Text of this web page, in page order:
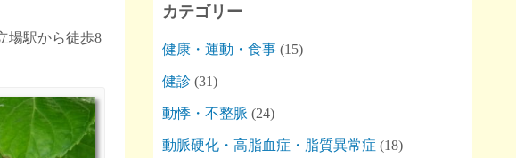
場駅から徒歩8
カテゴリー
健康・運動・食事 (15)
健診 (31)
動悸・不整脈 (24)
動脈硬化・高脂血症・脂質異常症 (18)